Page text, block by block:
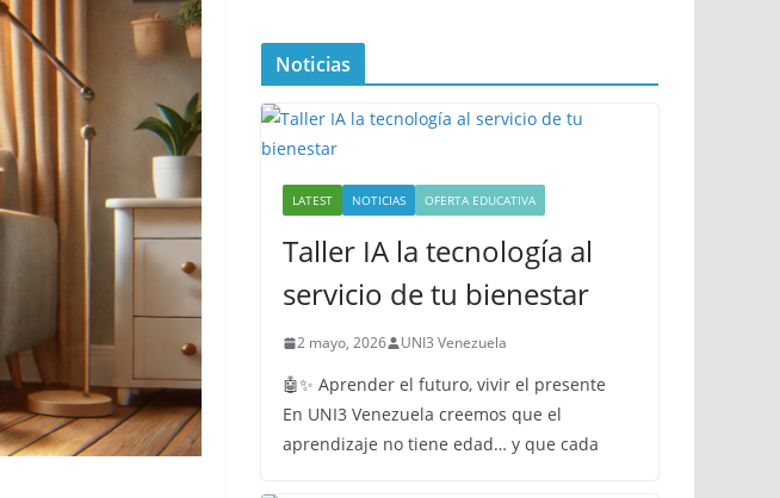
Noticias
LATEST NOTICIAS OFERTA EDUCATIVA
Taller IA la tecnología al
servicio de tu bienestar
2 mayo, 2026 UNI3 Venezuela
🤖✨ Aprender el futuro, vivir el presente
En UNI3 Venezuela creemos que el
aprendizaje no tiene edad… y que cada